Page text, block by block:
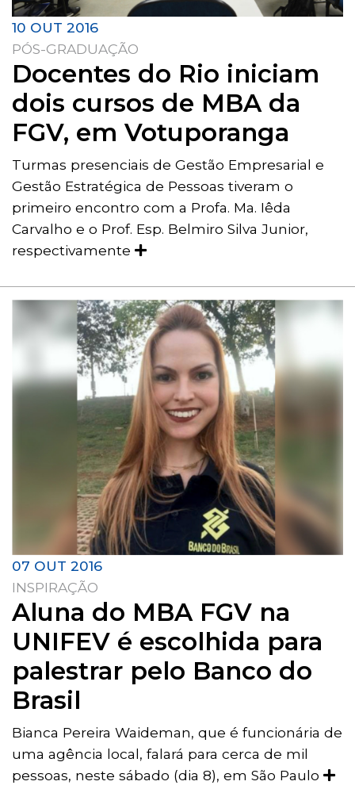
10 OUT 2016
PÓS-GRADUAÇÃO
Docentes do Rio iniciam
dois cursos de MBA da
FGV, em Votuporanga
Turmas presenciais de Gestão Empresarial e
Gestão Estratégica de Pessoas tiveram o
primeiro encontro com a Profa. Ma. Iêda
Carvalho e o Prof. Esp. Belmiro Silva Junior,
respectivamente
07 OUT 2016
INSPIRAÇÃO
Aluna do MBA FGV na
UNIFEV é escolhida para
palestrar pelo Banco do
Brasil
Bianca Pereira Waideman, que é funcionária de
uma agência local, falará para cerca de mil
pessoas, neste sábado (dia 8), em São Paulo